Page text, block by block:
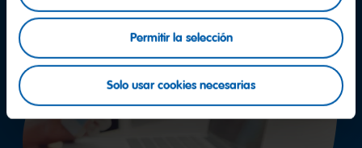
Permitir la selección
Solo usar cookies necesarias